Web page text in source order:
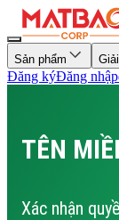
Sản phẩm
Đăng kýĐăng nhập
TÊN
Xác nhận